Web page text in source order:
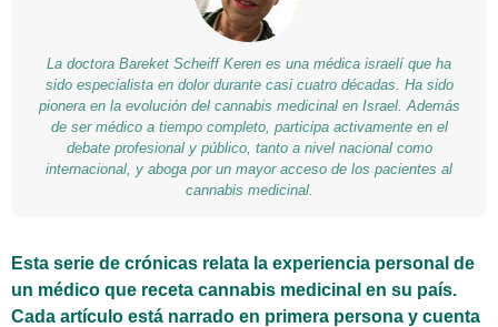
La doctora Bareket Scheiff Keren es una médica israelí que ha
sido especialista en dolor durante casi cuatro décadas. Ha sido
pionera en la evolución del cannabis medicinal en Israel. Además
de ser médico a tiempo completo, participa activamente en el
debate profesional y público, tanto a nivel nacional como
internacional, y aboga por un mayor acceso de los pacientes al
cannabis medicinal.
Esta serie de crónicas relata la experiencia personal de
un médico que receta cannabis medicinal en su país.
Cada artículo está narrado en primera persona y cuenta